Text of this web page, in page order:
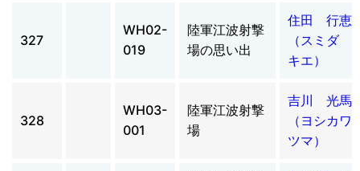
327
WH02-
019
陸軍江波射撃
場の思い出
住田 行恵
（スミダ
キエ）
328
WH03-
001
陸軍江波射撃
場
吉川 光馬
（ヨシカワ
ツマ）